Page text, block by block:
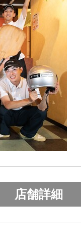
店舗詳細